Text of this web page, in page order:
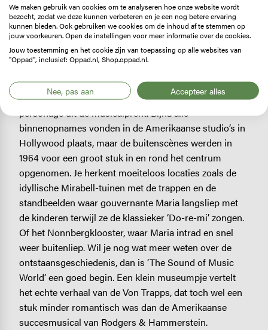
Speuren naar The Sound of Music
Wie de beroemdste eindejaarsfilm aller tijden kent,
weet het: naast Julie Andrews en Christopher
Plummer is de stad Salzburg hét belangrijkste
personage uit de musicalprent. Bijna alle
binnenopnames vonden in de Amerikaanse studio’s in
Hollywood plaats, maar de buitenscènes werden in
1964 voor een groot stuk in en rond het centrum
opgenomen. Je herkent moeiteloos locaties zoals de
idyllische Mirabell-tuinen met de trappen en de
standbeelden waar gouvernante Maria langsliep met
de kinderen terwijl ze de klassieker ‘Do-re-mi’ zongen.
Of het Nonnbergklooster, waar Maria intrad en snel
weer buitenliep. Wil je nog wat meer weten over de
ontstaansgeschiedenis, dan is ‘The Sound of Music
World’ een goed begin. Een klein museumpje vertelt
het echte verhaal van de Von Trapps, dat toch wel een
stuk minder romantisch was dan de Amerikaanse
succesmusical van Rodgers & Hammerstein.
We maken gebruik van cookies om te analyseren hoe onze website wordt
bezocht, zodat we deze kunnen verbeteren en je een nog betere ervaring
kunnen bieden. Ook gebruiken we cookies om de inhoud af te stemmen op
jouw voorkeuren. Open de instellingen voor meer informatie over de cookies.
Jouw toestemming en het cookie zijn van toepassing op alle websites van
"Oppad", inclusief: Oppad.nl, Shop.oppad.nl.
Nee, pas aan Accepteer alles